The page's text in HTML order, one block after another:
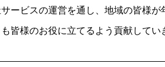
ービスの運営を通し、地域の皆様が
皆様のお役に立てるよう貢献してい